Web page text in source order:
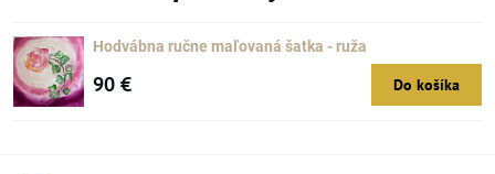
Hodvábna ručne maľovaná šatka - ruža
90 € Do košíka